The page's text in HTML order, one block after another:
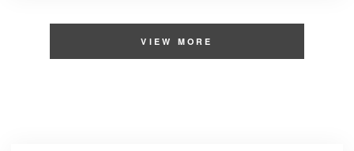
VIEW MORE